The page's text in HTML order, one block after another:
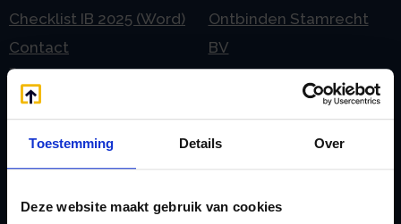
Toestemming Details Over
Deze website maakt gebruik van cookies
Checklist IB 2025 (Word)
Contact
E
eHerkenning voor uw
Ontbinden Stamrecht
BV
Onzakelijke lening
Stamrecht BV